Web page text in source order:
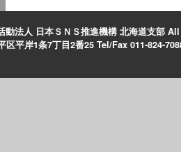
法人 日本ＳＮＳ推進機構 北海道支部
平岸1条7丁目2番25 Tel/Fax 011-824-